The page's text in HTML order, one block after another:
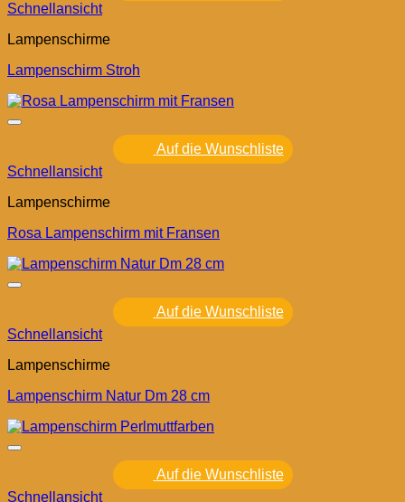
Schnellansicht
Lampenschirme
Lampenschirm Stroh
Auf die Wunschliste
Schnellansicht
Lampenschirme
Rosa Lampenschirm mit Fransen
Auf die Wunschliste
Schnellansicht
Lampenschirme
Lampenschirm Natur Dm 28 cm
Auf die Wunschliste
Schnellansicht